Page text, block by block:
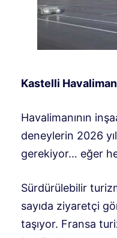
Kastelli
Havalimanının
deneylerin 2026
gerekiyor… eğer
Sürdürülebilir
sayıda ziyaretçi
taşıyor. Fransa